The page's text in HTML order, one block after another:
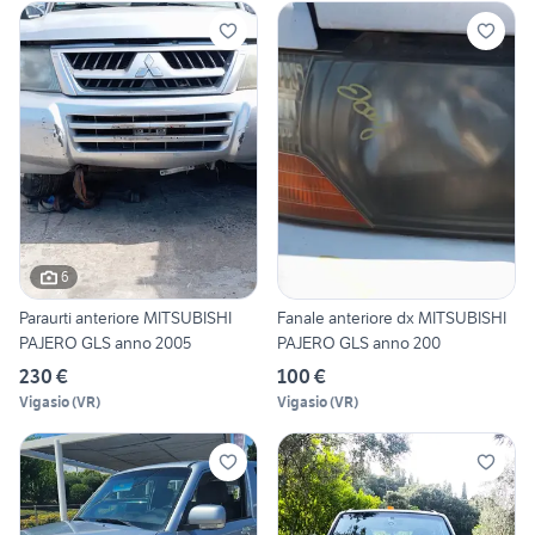
6
Paraurti anteriore MITSUBISHI
PAJERO GLS anno 2005
230 €
Vigasio(VR)
Fanale anteriore dx MITSUBISHI
PAJERO GLS anno 200
100 €
Vigasio(VR)